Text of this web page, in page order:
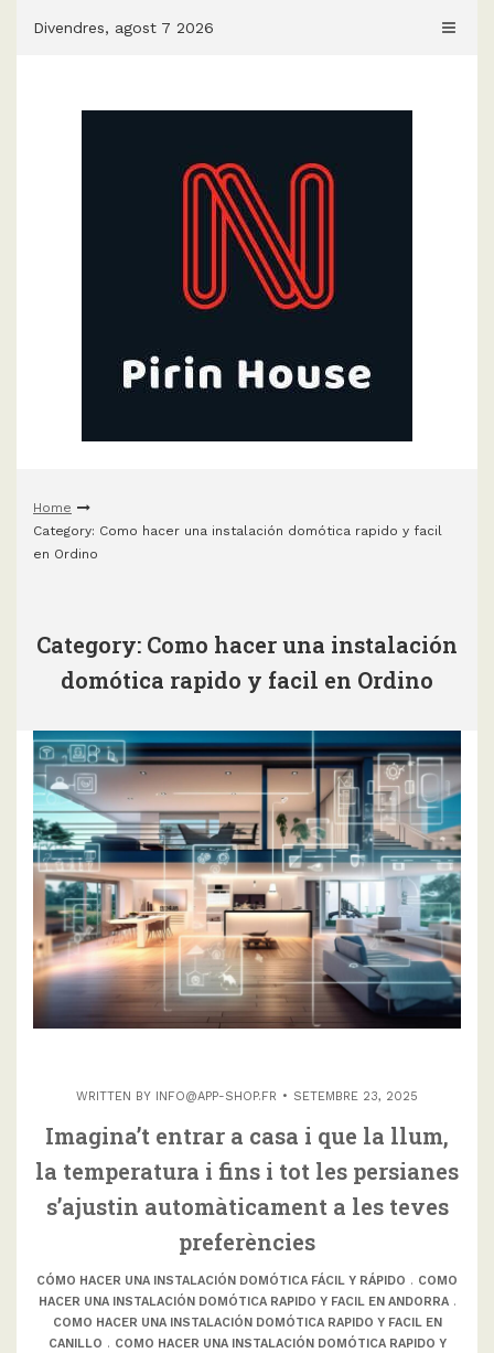
Divendres, agost 7 2026
Home
Category: Como hacer una instalación domótica rapido y facil
en Ordino
Category: Como hacer una instalación
domótica rapido y facil en Ordino
WRITTEN BY INFO@APP-SHOP.FR SETEMBRE 23, 2025
Imagina’t entrar a casa i que la llum,
la temperatura i fins i tot les persianes
s’ajustin automàticament a les teves
preferències
CÓMO HACER UNA INSTALACIÓN DOMÓTICA FÁCIL Y RÁPIDO . COMO
HACER UNA INSTALACIÓN DOMÓTICA RAPIDO Y FACIL EN ANDORRA.
COMO HACER UNA INSTALACIÓN DOMÓTICA RAPIDO Y FACIL EN
CANILLO . COMO HACER UNA INSTALACIÓN DOMÓTICA RAPIDO Y